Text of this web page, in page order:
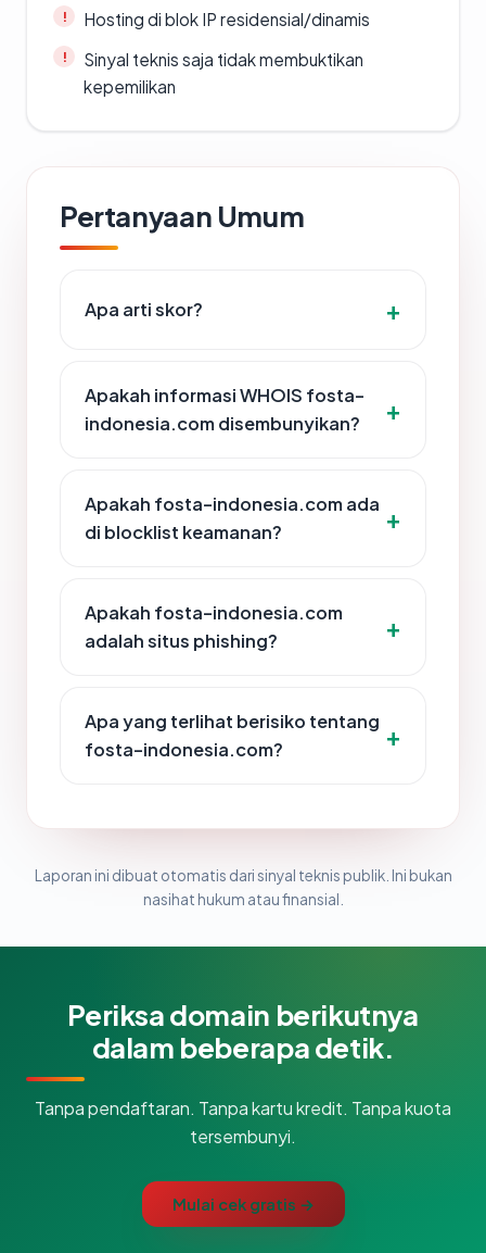
Hosting di blok IP residensial/dinamis
Sinyal teknis saja tidak membuktikan
kepemilikan
Pertanyaan Umum
Apa arti skor?
Apakah informasi WHOIS fosta-
indonesia.com disembunyikan?
Apakah fosta-indonesia.com ada
di blocklist keamanan?
Apakah fosta-indonesia.com
adalah situs phishing?
Apa yang terlihat berisiko tentang
fosta-indonesia.com?
Laporan ini dibuat otomatis dari sinyal teknis publik. Ini bukan
nasihat hukum atau finansial.
Periksa domain berikutnya
dalam beberapa detik.
Tanpa pendaftaran. Tanpa kartu kredit. Tanpa kuota
tersembunyi.
Mulai cek gratis →